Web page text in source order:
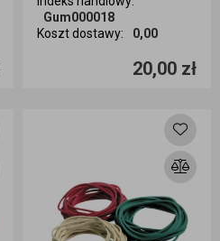
Gum000018
Koszt dostawy: 0,00
20,00 zł
Ilość sztuk